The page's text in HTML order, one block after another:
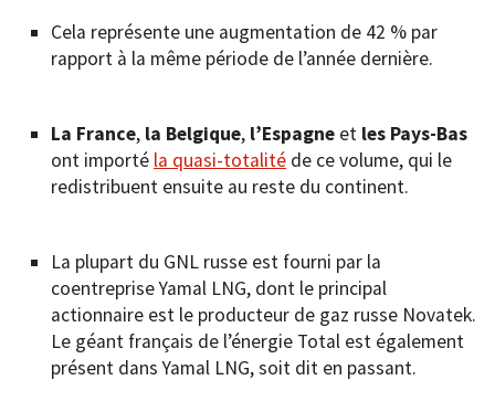
Cela représente une augmentation de 42 % par
rapport à la même période de l’année dernière.
La France, la Belgique, l’Espagne et les Pays-Bas
ont importé la quasi-totalité de ce volume, qui le
redistribuent ensuite au reste du continent.
La plupart du GNL russe est fourni par la
coentreprise Yamal LNG, dont le principal
actionnaire est le producteur de gaz russe Novatek.
Le géant français de l’énergie Total est également
présent dans Yamal LNG, soit dit en passant.